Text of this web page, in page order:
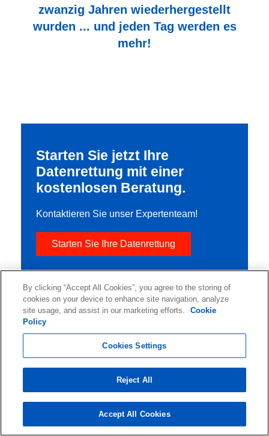
zwanzig Jahren wiederhergestellt
wurden ... und jeden Tag werden es
mehr!
Starten Sie jetzt Ihre
Datenrettung mit einer
kostenlosen Beratung.
Kontaktieren Sie unser Expertenteam!
Starten Sie Ihre Datenrettung
By clicking “Accept All Cookies”, you agree to the storing of
cookies on your device to enhance site navigation, analyze
site usage, and assist in our marketing efforts.
Cookie
Policy
Cookies Settings
Reject All
Accept All Cookies